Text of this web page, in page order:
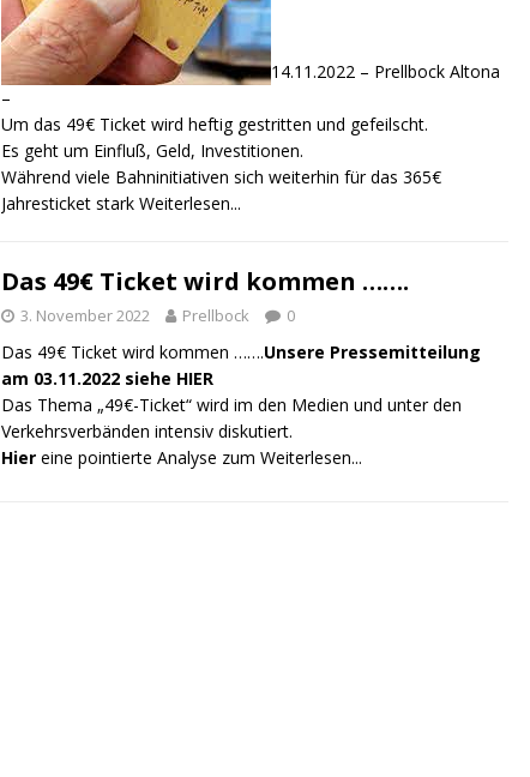
14.11.2022 – Prellbock Altona
–
Um das 49€ Ticket wird heftig gestritten und gefeilscht.
Es geht um Einfluß, Geld, Investitionen.
Während viele Bahninitiativen sich weiterhin für das 365€
Jahresticket stark Weiterlesen...
Das 49€ Ticket wird kommen …….
3. November 2022 Prellbock 0
Das 49€ Ticket wird kommen …….Unsere Pressemitteilung
am 03.11.2022 siehe HIER
Das Thema „49€-Ticket“ wird im den Medien und unter den
Verkehrsverbänden intensiv diskutiert.
Hier eine pointierte Analyse zum Weiterlesen...